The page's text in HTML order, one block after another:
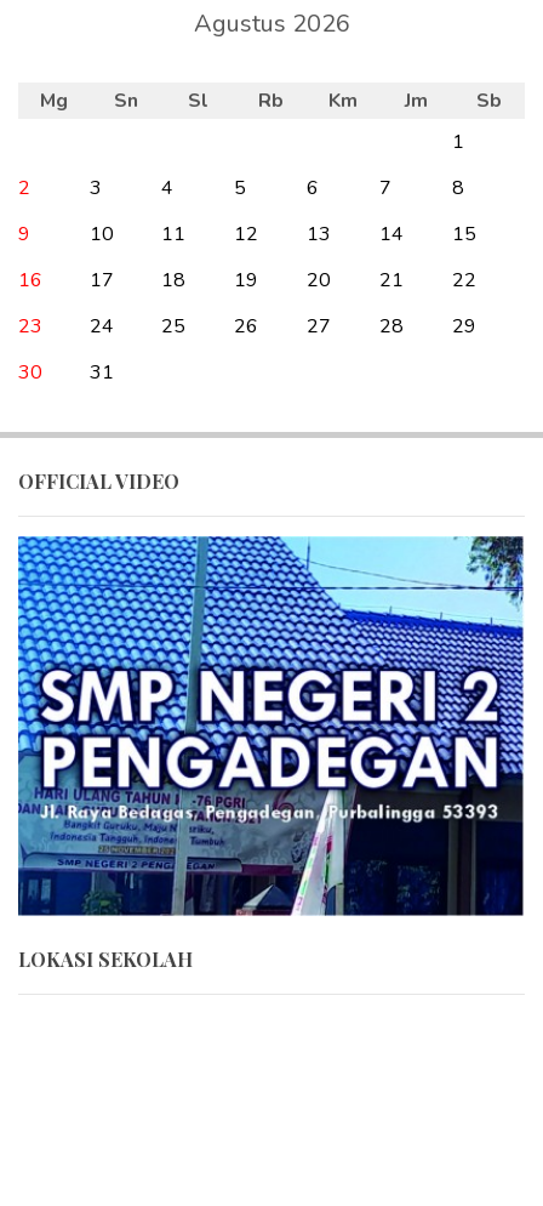
Agustus 2026
Mg Sn Sl Rb Km Jm
Sb
1
2
3 4 5 6 7
8
9
10 11 12 13 14
15
16
17 18 19 20 21
22
23
24 25 26 27 28
29
30
31
OFFICIAL VIDEO
LOKASI SEKOLAH